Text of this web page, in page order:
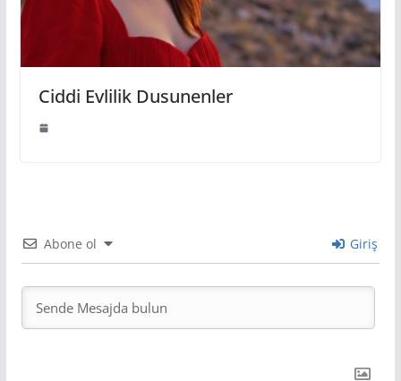
Ciddi Evlilik Dusunenler
Abone ol Giriş